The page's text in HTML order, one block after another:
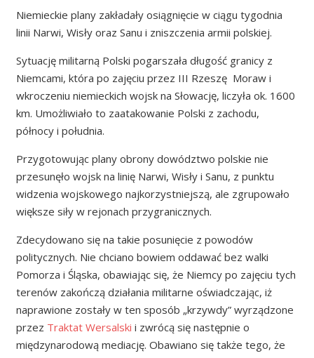
Niemieckie plany zakładały osiągnięcie w ciągu tygodnia
linii Narwi, Wisły oraz Sanu i zniszczenia armii polskiej.
Sytuację militarną Polski pogarszała długość granicy z
Niemcami, która po zajęciu przez III Rzeszę Moraw i
wkroczeniu niemieckich wojsk na Słowację, liczyła ok. 1600
km. Umożliwiało to zaatakowanie Polski z zachodu,
północy i południa.
Przygotowując plany obrony dowództwo polskie nie
przesunęło wojsk na linię Narwi, Wisły i Sanu, z punktu
widzenia wojskowego najkorzystniejszą, ale zgrupowało
większe siły w rejonach przygranicznych.
Zdecydowano się na takie posunięcie z powodów
politycznych. Nie chciano bowiem oddawać bez walki
Pomorza i Śląska, obawiając się, że Niemcy po zajęciu tych
terenów zakończą działania militarne oświadczając, iż
naprawione zostały w ten sposób „krzywdy” wyrządzone
przez Traktat Wersalski i zwrócą się następnie o
międzynarodową mediację. Obawiano się także tego, że